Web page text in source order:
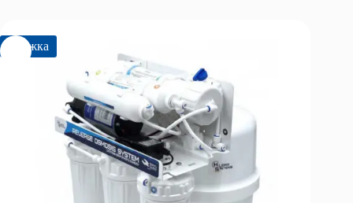
Знижка